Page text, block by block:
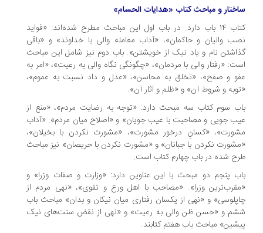
و مباحث کتاب «هدایات الحسام»
کتاب ۱۴ باب دارد. در باب اول این مباحث مطرح شده‌اند: «فواید
والیان و حاکمان»، «آداب معامله والی با خداوند» و «باقی
نام و یاد نیک از خویشتن». باب دوم نیز شامل این مباحث
«رفتار والی با مردمان»، «چگونگی نگاه والی به رعیت»، «امر به
و صفح»، «تخلق به محاسن»، «عدل و داد نسبت به عموم»،
و شروط آن» و «ظلم و آثار آن».
سوم کتاب سه مبحث دارد: «توجه به رضایت مردم»، «منع از
جویی و مصاحبت با عیب جویان» و «اصلاح میان مردم». «آداب
«کسانِ درخور مشورت»، «مشورت نکردن با بخیلان»،
نکردن با جبانان» و «مشورت نکردن با حریصان» نیز مباحث
شده در باب چهارم کتاب است.
پنجم دو مبحث با این عناوین دارد: «وزارت و صفات وزرا» و
وزرا». «مصاحب با اهل ورع و تقوی»، «نهی مردم از
و «نهی از یکسان رفتاری میان نیکان و بدان» مباحث باب
و «حسن ظن والی به رعیت» و «نهی از نقض سنت‌های نیک
مباحث باب هفتم کتابند.